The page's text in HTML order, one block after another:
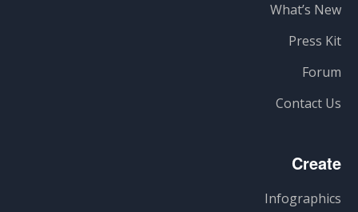
What’s New
Press Kit
Forum
Contact Us
Create
Infographics